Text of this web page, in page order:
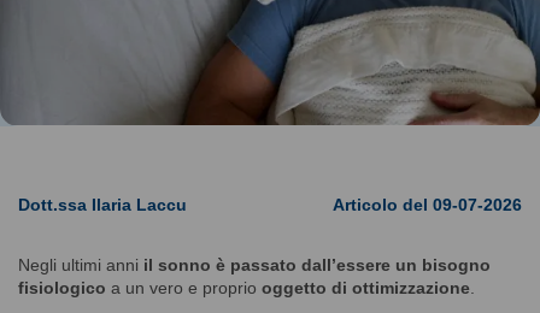
Dott.ssa Ilaria Laccu Articolo del 09-07-2026
Negli ultimi anni il sonno è passato dall’essere un bisogno
fisiologico a un vero e proprio oggetto di ottimizzazione